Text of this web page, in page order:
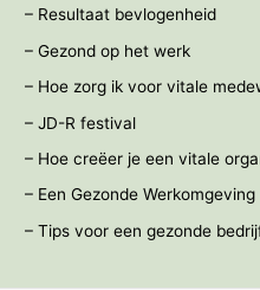
– Resultaat bevlogenheid
– Gezond op het werk
– Hoe zorg ik voor vitale
– JD-R festival
– Hoe creëer je een vitale
– Een Gezonde Werkomgeving
– Tips voor een gezonde